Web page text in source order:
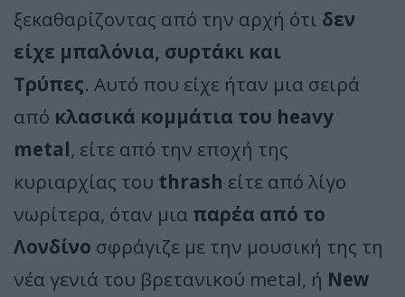
ξεκαθαρίζοντας από την αρχή ότι δεν
είχε μπαλόνια, συρτάκι και
Τρύπες. Αυτό που είχε ήταν μια σειρά
από κλασικά κομμάτια του heavy
metal, είτε από την εποχή της
κυριαρχίας του thrash είτε από λίγο
νωρίτερα, όταν μια παρέα από το
Λονδίνο σφράγιζε με την μουσική της τη
νέα γενιά του βρετανικού metal, ή New